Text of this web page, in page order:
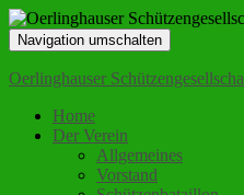
Navigation umschalten
Oerlinghauser
Home
Der Verein
Allgemeines
Vorstand